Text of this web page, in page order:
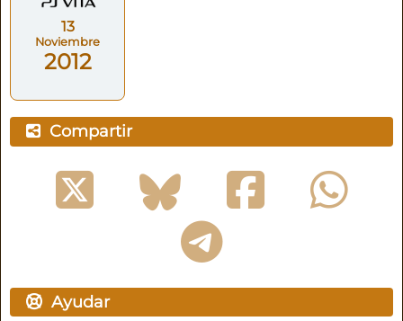
13
Noviembre
2012
Compartir
Ayudar